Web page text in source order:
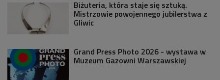
Biżuteria, która staje się sztuką.
Mistrzowie powojennego jubilerstwa z
Gliwic
Grand Press Photo 2026 - wystawa w
Muzeum Gazowni Warszawskiej